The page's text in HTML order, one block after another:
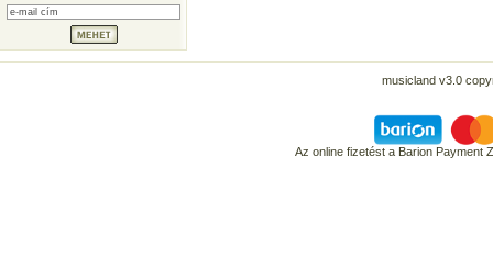
musicland v3.0
Az online fizetést a Barion Payment